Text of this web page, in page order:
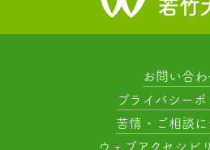
お問い合わ
プライバシーポ
苦情・ご相談に
ウェブアクセシビ